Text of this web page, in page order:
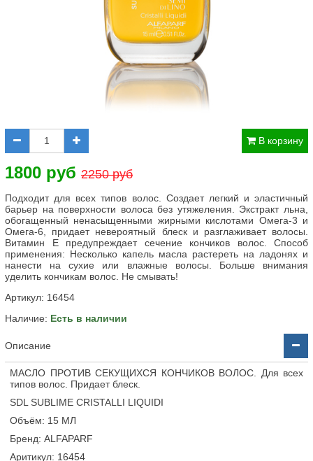
В корзину
1800 руб 2250 руб
Подходит для всех типов волос. Создает легкий и эластичный
барьер на поверхности волоса без утяжеления. Экстракт льна,
обогащенный ненасыщенными жирными кислотами Омега-3 и
Омега-6, придает невероятный блеск и разглаживает волосы.
Витамин Е предупреждает сечение кончиков волос. Способ
применения: Несколько капель масла растереть на ладонях и
нанести на сухие или влажные волосы. Больше внимания
уделить кончикам волос. Не смывать!
Артикул: 16454
Наличие: Есть в наличии
Описание
МАСЛО ПРОТИВ СЕКУЩИХСЯ КОНЧИКОВ ВОЛОС. Для всех
типов волос. Придает блеск.
SDL SUBLIME CRISTALLI LIQUIDI
Объём: 15 МЛ
Бренд: ALFAPARF
Аритикул: 16454